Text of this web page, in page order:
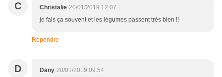
C Christalie 20/01/2019 12:07
je fais ça souvent et les légumes passent très bien !!
Répondre
D Dany 20/01/2019 09:54